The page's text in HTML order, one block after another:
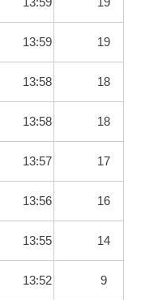
13:59 19
13:58 18
13:58 18
13:57 17
13:56 16
13:55 14
13:52 9